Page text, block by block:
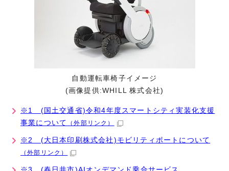
自動運転車椅子イメージ
(画像提供:WHILL 株式会社)
※1 (国土交通省)令和4年度スマートシティ実装化支援
事業について
（外部リンク）
※2 (大日本印刷株式会社)モビリティポートについて
（外部リンク）